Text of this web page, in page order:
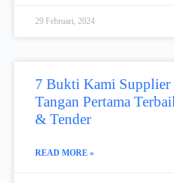
29 Februari, 2024
7 Bukti Kami Supplier
Tangan Pertama
& Tender
READ MORE »